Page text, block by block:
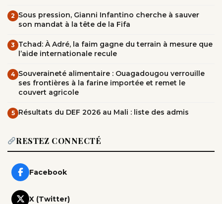
2 Sous pression, Gianni Infantino cherche à sauver
son mandat à la tête de la Fifa
3 Tchad: À Adré, la faim gagne du terrain à mesure que
l’aide internationale recule
4 Souveraineté alimentaire : Ouagadougou verrouille
ses frontières à la farine importée et remet le
couvert agricole
5 Résultats du DEF 2026 au Mali : liste des admis
RESTEZ CONNECTÉ
Facebook
X (Twitter)